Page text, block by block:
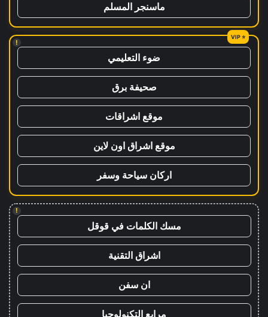
ماسنجر المسلم
!
ضوء التعليمي
صحيفة برق
موقع اشراقات
موقع اشراق اون لاين
اركان سياحة وسفر
!
مسك الكلمات في قوقل
اشراق التقنية
ان سفن
مرابع التكنولوجيا